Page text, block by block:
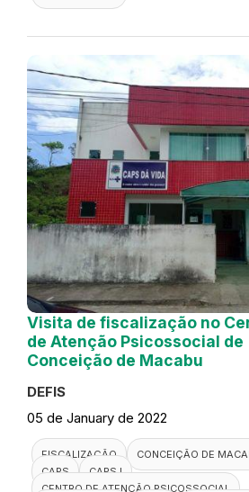
Visita de fiscalização no
de Atenção Psicossocial de
Conceição de Macabu
DEFIS
05 de January de 2022
FISCALIZAÇÃO
CONCEIÇÃO DE
CAPS
CAPS I
CENTRO DE ATENÇÃO PSICOSSOCIAL